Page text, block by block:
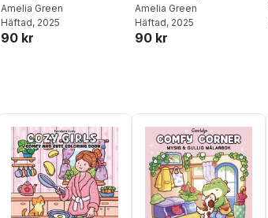
Amelia Green
Häftad, 2025
90 kr
Amelia Green
Häftad, 2025
90 kr